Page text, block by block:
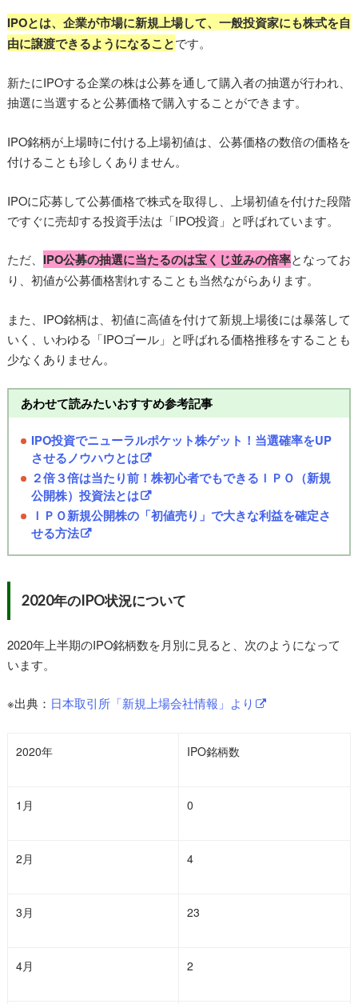
IPOとは、企業が市場に新規上場して、一般投資家にも株式を自
由に譲渡できるようになることです。
新たにIPOする企業の株は公募を通して購入者の抽選が行われ、
抽選に当選すると公募価格で購入することができます。
IPO銘柄が上場時に付ける上場初値は、公募価格の数倍の価格を
付けることも珍しくありません。
IPOに応募して公募価格で株式を取得し、上場初値を付けた段階
ですぐに売却する投資手法は「IPO投資」と呼ばれています。
ただ、 IPO公募の抽選に当たるのは宝くじ並みの倍率となってお
り、初値が公募価格割れすることも当然ながらあります。
また、IPO銘柄は、初値に高値を付けて新規上場後には暴落して
いく、いわゆる「IPOゴール」と呼ばれる価格推移をすることも
少なくありません。
あわせて読みたいおすすめ参考記事
IPO投資でニューラルポケット株ゲット！当選確率をUP
させるノウハウとは
２倍３倍は当たり前！株初心者でもできるＩＰＯ（新規
公開株）投資法とは
ＩＰＯ新規公開株の「初値売り」で大きな利益を確定さ
せる方法
2020年のIPO状況について
2020年上半期のIPO銘柄数を月別に見ると、次のようになって
います。
※出典： 日本取引所「新規上場会社情報」より
2020年 IPO銘柄数
1月 0
2月 4
3月 23
4月 2